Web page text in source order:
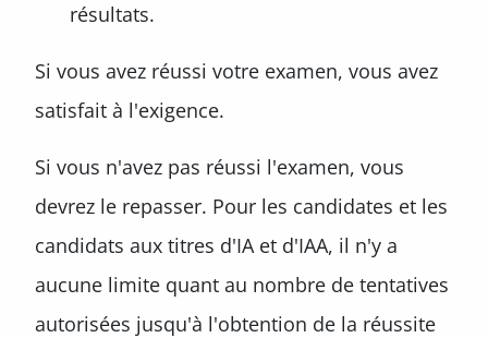
résultats.
Si vous avez réussi votre examen, vous avez
satisfait à l'exigence.
Si vous n'avez pas réussi l'examen, vous
devrez le repasser. Pour les candidates et les
candidats aux titres d'IA et d'IAA, il n'y a
aucune limite quant au nombre de tentatives
autorisées jusqu'à l'obtention de la réussite